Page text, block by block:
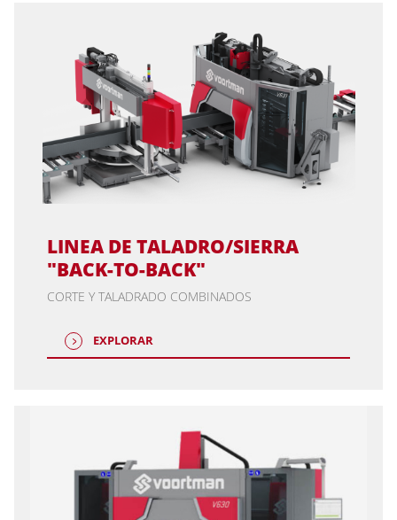
LINEA DE TALADRO/SIERRA
"BACK-TO-BACK"
CORTE Y TALADRADO COMBINADOS
EXPLORAR